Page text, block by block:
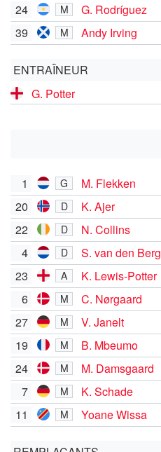
24 M
G. Rodríguez
39
M Andy Irving
ENTRAÎNEUR
G. Potter
1 G
M. Flekken
20
D
K. Ajer
22
D
N. Collins
4
D S. van den Berg
23 A
K. Lewis-Potter
6
M
C. Nørgaard
27
M V. Janelt
19 M
B. Mbeumo
24
M M. Damsgaard
7 M K. Schade
11 M Yoane Wissa